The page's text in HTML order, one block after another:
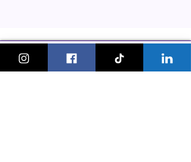
KeskonfaitGVA
Le guide des sorties et activités